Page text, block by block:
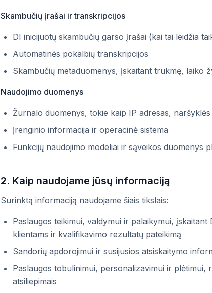
Skambučių įrašai ir transkripcijos
DI inicijuotų skambučių garso įrašai (kai tai leidžia
Automatinės pokalbių transkripcijos
Skambučių metaduomenys, įskaitant trukmę, laiko
Naudojimo duomenys
Žurnalo duomenys, tokie kaip IP adresas,
Įrenginio informacija ir operacinė sistema
Funkcijų naudojimo modeliai ir sąveikos duomenys
2. Kaip naudojame jūsų informaciją
Surinktą informaciją naudojame šiais tikslais:
Paslaugos teikimui, valdymui ir palaikymui,
klientams ir kvalifikavimo rezultatų pateikimą
Sandorių apdorojimui ir susijusios atsiskaitymo
Paslaugos tobulinimui, personalizavimui ir plėtimui,
atsiliepimais